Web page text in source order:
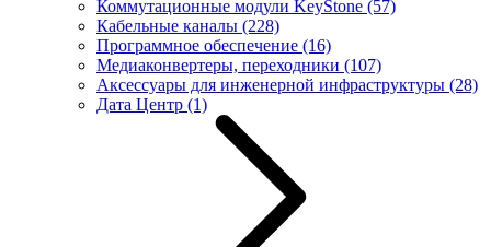
Коммутационные модули KeyStone (57)
Кабельные каналы (228)
Программное обеспечение (16)
Медиаконвертеры, переходники (107)
Аксессуары для инженерной инфраструктуры (28)
Дата Центр (1)